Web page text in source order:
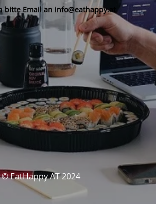
bitte Email an info@eathappy.at
© EatHappy AT 2024